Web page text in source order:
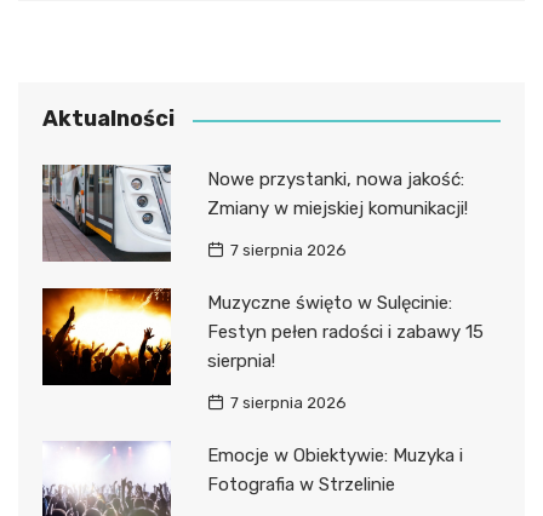
Aktualności
Nowe przystanki, nowa jakość:
Zmiany w miejskiej komunikacji!
7 sierpnia 2026
Muzyczne święto w Sulęcinie:
Festyn pełen radości i zabawy 15
sierpnia!
7 sierpnia 2026
Emocje w Obiektywie: Muzyka i
Fotografia w Strzelinie